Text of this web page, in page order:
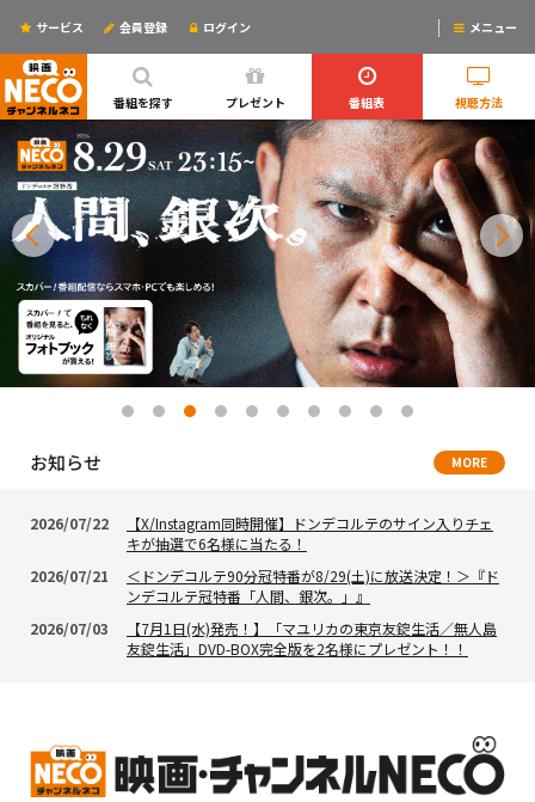
番組を探す プレゼント 番組表 視聴方法
サービス 会員登録 ログイン メニュー
ログインするとリマインドメールが使えるYO!
お知らせ MORE
2026/07/22
【X/Instagram同時開催】ドンデコルテのサイン入りチェ
キが抽選で6名様に当たる！
2026/07/21
＜ドンデコルテ90分冠特番が8/29(土)に放送決定！＞『ド
ンデコルテ冠特番「人間、銀次。」』
2026/07/03
【7月1日(水)発売！】「マユリカの東京友錠生活／無人島
友錠生活」DVD-BOX完全版を2名様にプレゼント！！